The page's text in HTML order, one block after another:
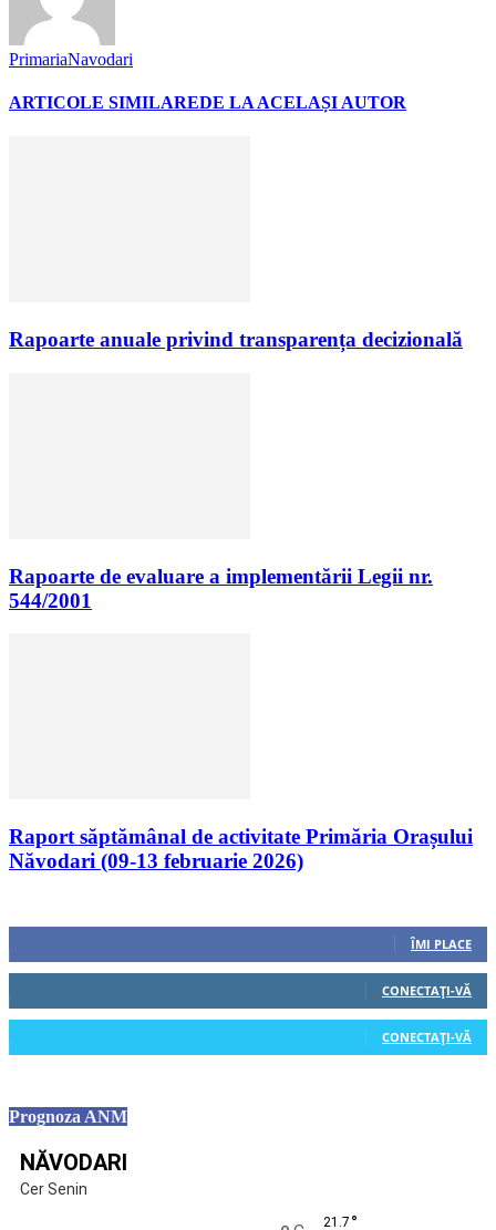
PrimariaNavodari
ARTICOLE SIMILAREDE LA ACELAȘI AUTOR
Rapoarte anuale privind transparența decizională
Rapoarte de evaluare a implementării Legii nr.
544/2001
Raport săptămânal de activitate Primăria Orașului
Năvodari (09-13 februarie 2026)
ÎMI PLACE
CONECTAȚI-VĂ
CONECTAȚI-VĂ
Prognoza ANM
NĂVODARI
Cer Senin
21.7 °